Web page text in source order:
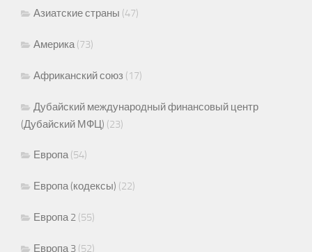
Азиатские страны (47)
Америка(73)
Африканский союз (17)
Дубайский международный финансовый центр
(Дубайский МФЦ) (23)
Европа(54)
Европа (кодексы) (22)
Европа 2 (55)
Европа 3 (52)